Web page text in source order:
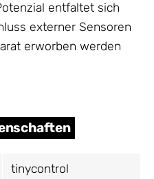
entfaltet sich
externer Sensoren
erworben werden
tinycontrol